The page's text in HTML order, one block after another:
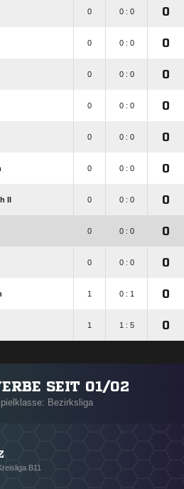
0 0 : 0 0
0 0 : 0 0
0 0 : 0 0
0 0 : 0 0
0 0 : 0 0
0 0 : 0 0
II 0 0 : 0 0
0 0 : 0 0
0 0 : 0 0
1 0 : 1 0
1 1 : 5 0
SEIT 01/02
Bezirksliga
B11